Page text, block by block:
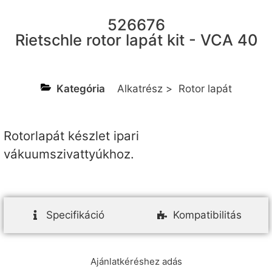
526676
Rietschle rotor lapát kit - VCA 40
Kategória Alkatrész > Rotor lapát
Rotorlapát készlet ipari
vákuumszivattyúkhoz.
Specifikáció Kompatibilitás
Ajánlatkéréshez adás